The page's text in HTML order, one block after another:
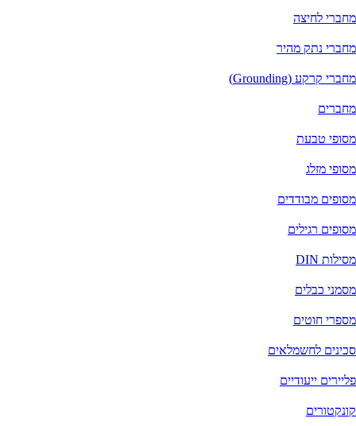
מחברי לחיצה
מחברי נתק מהיר
מחברי קרקע (Grounding)
מחברים
מסופי טבעת
מסופי מזלג
מסופים מבודדים
מסופים רגילים
מסילות DIN
מסמני כבלים
מספרי חוטים
סכינים לחשמלאים
פליירים ייעודיים
קונקטורים